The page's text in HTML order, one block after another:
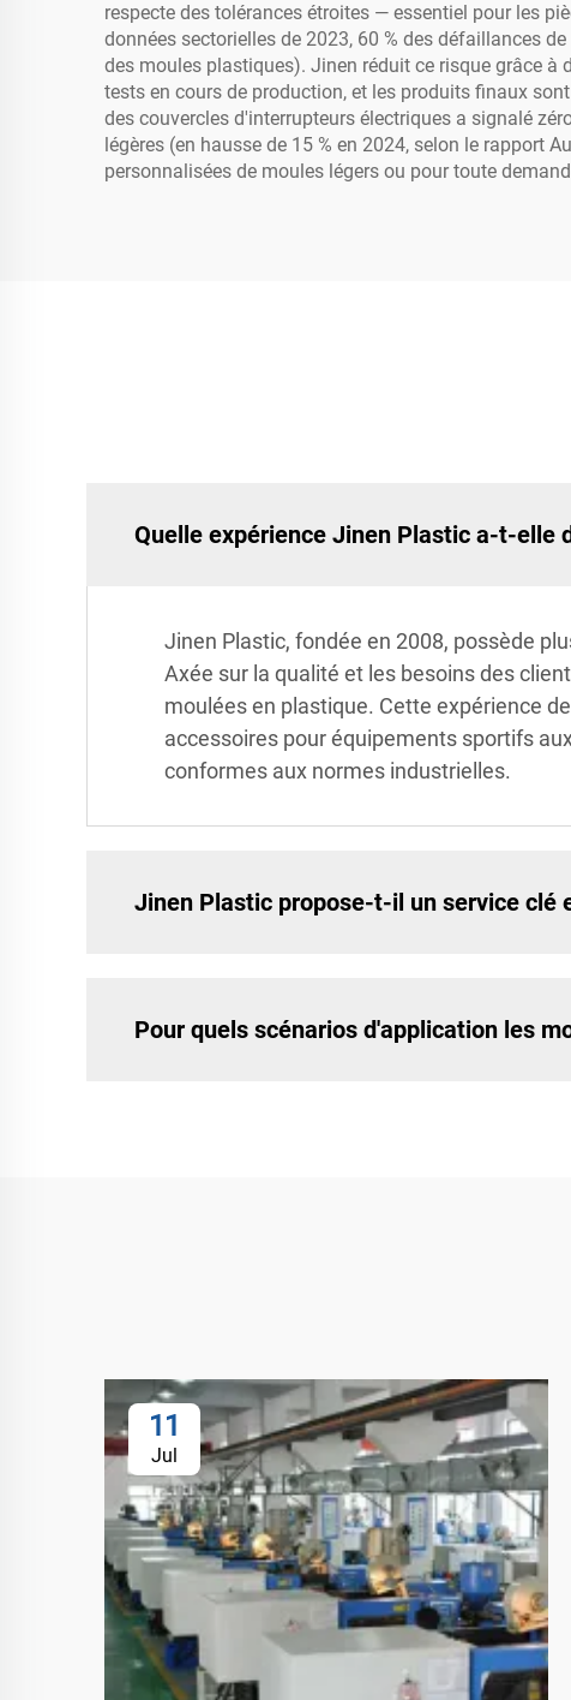
respecte des tolérances étroites — essentiel pour les
données sectorielles de 2023, 60 % des défaillances
des moules plastiques). Jinen réduit ce risque grâce à
tests en cours de production, et les produits finaux
des couvercles d'interrupteurs électriques a signalé
légères (en hausse de 15 % en 2024, selon le rapport
personnalisées de moules légers ou pour toute
Quelle expérience Jinen Plastic a-t-elle
Jinen Plastic, fondée en 2008, possède
Axée sur la qualité et les besoins des
moulées en plastique. Cette expérience
accessoires pour équipements sportifs
conformes aux normes industrielles.
Jinen Plastic propose-t-il un service clé
Pour quels scénarios d'application les
11
Jul